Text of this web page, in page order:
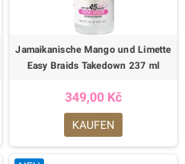
Jamaikanische Mango und Limette
Easy Braids Takedown 237 ml
349,00 Kč
KAUFEN